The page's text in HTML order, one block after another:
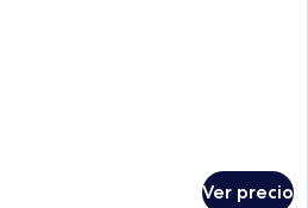
Ver precio